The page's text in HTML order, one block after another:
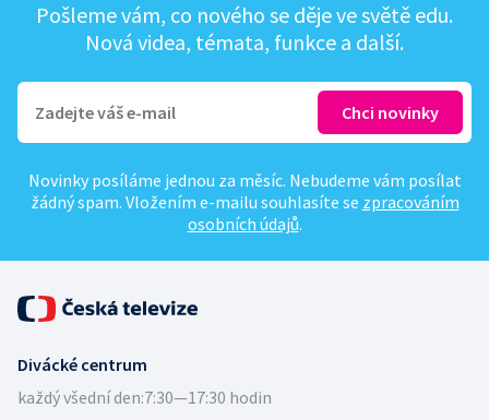
Pošleme vám, co nového se děje ve světě edu.
Nová videa, témata, funkce a další.
Novinky posíláme jednou za měsíc. Nebudeme vám posílat
žádný spam. Vložením e-mailu souhlasíte se zpracováním
osobních údajů.